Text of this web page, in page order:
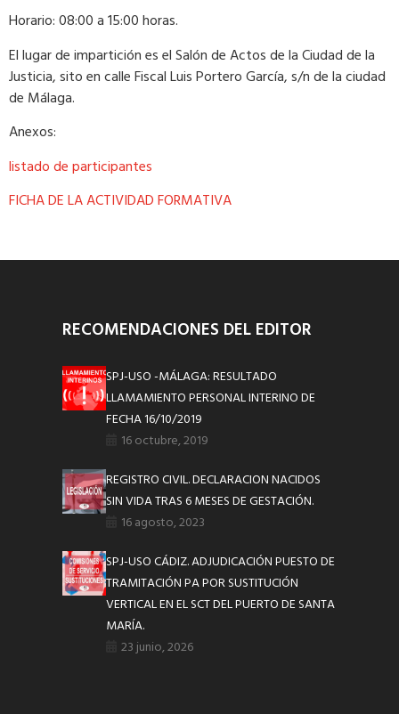
Horario: 08:00 a 15:00 horas.
El lugar de impartición es el Salón de Actos de la Ciudad de la
Justicia, sito en calle Fiscal Luis Portero García, s/n de la ciudad
de Málaga.
Anexos:
listado de participantes
FICHA DE LA ACTIVIDAD FORMATIVA
RECOMENDACIONES DEL EDITOR
SPJ-USO -MÁLAGA: RESULTADO
LLAMAMIENTO PERSONAL INTERINO DE
FECHA 16/10/2019
16 octubre, 2019
REGISTRO CIVIL. DECLARACION NACIDOS
SIN VIDA TRAS 6 MESES DE GESTACIÓN.
16 agosto, 2023
SPJ-USO CÁDIZ. ADJUDICACIÓN PUESTO DE
TRAMITACIÓN PA POR SUSTITUCIÓN
VERTICAL EN EL SCT DEL PUERTO DE SANTA
MARÍA.
23 junio, 2026